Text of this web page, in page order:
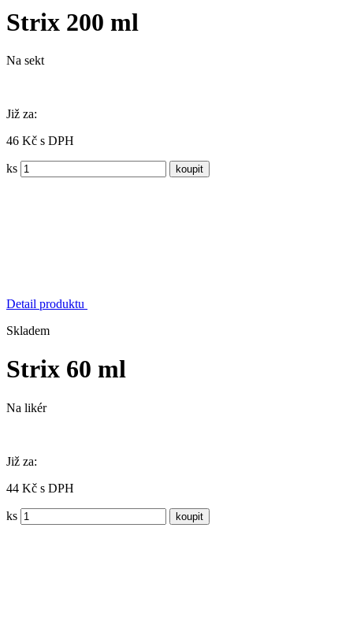
Strix 200 ml
Na sekt
Již za:
46 Kč s DPH
ks
Detail produktu
Skladem
Strix 60 ml
Na likér
Již za:
44 Kč s DPH
ks